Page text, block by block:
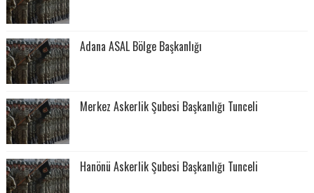
Adana ASAL Bölge Başkanlığı
Merkez Askerlik Şubesi Başkanlığı Tunceli
Hanönü Askerlik Şubesi Başkanlığı Tunceli